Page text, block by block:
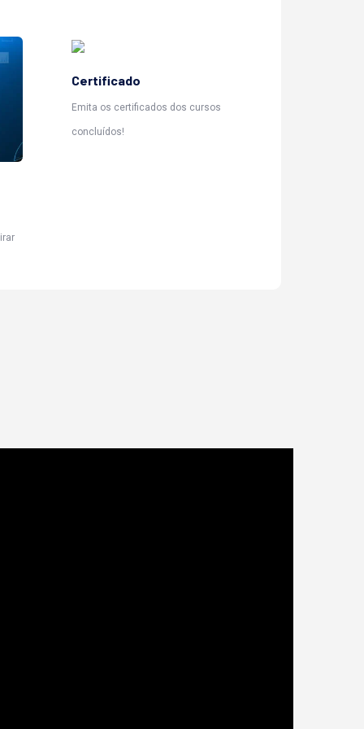
Certificado
Emita os certificados dos cursos
concluídos!